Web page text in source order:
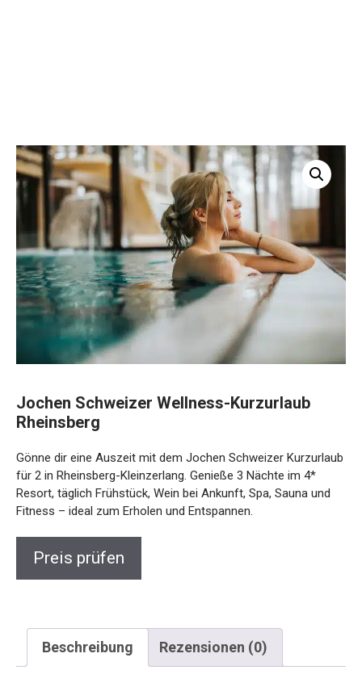
Jochen Schweizer Wellness-Kurzurlaub
Rheinsberg
Gönne dir eine Auszeit mit dem Jochen Schweizer
Kurzurlaub für 2 in Rheinsberg-Kleinzerlang. Genieße 3
Nächte im 4* Resort, täglich Frühstück, Wein bei Ankunft,
Spa, Sauna und Fitness – ideal zum Erholen und
Preis prüfen
Beschreibung Rezensionen (0)